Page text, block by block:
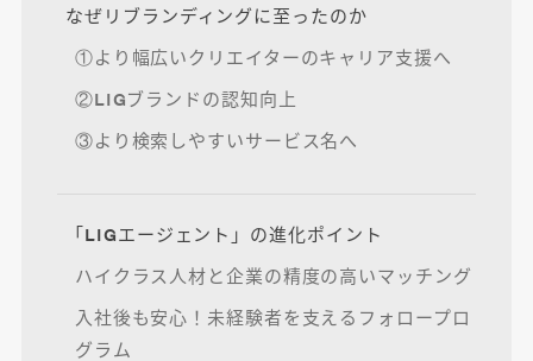
なぜリブランディングに至ったのか
①より幅広いクリエイターのキャリア支援へ
②LIGブランドの認知向上
③より検索しやすいサービス名へ
「LIGエージェント」の進化ポイント
ハイクラス人材と企業の精度の高いマッチング
入社後も安心！未経験者を支えるフォロープロ
グラム